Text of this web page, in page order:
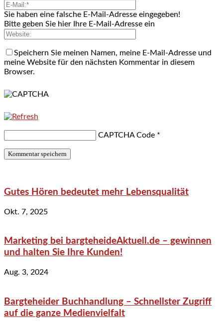
Sie haben eine falsche E-Mail-Adresse eingegeben!
Bitte geben Sie hier Ihre E-Mail-Adresse ein
Speichern Sie meinen Namen, meine E-Mail-Adresse und
meine Website für den nächsten Kommentar in diesem
Browser.
CAPTCHA Code *
Gutes Hören bedeutet mehr Lebensqualität
Okt. 7, 2025
Marketing bei bargteheideAktuell.de – gewinnen
und halten Sie Ihre Kunden!
Aug. 3, 2024
Bargteheider Buchhandlung – Schnellster Zugriff
auf die ganze Medienvielfalt